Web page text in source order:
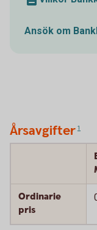
Ansök om
Årsavgifter 1
Ordinarie
pris